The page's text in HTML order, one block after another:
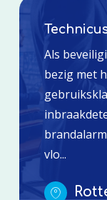
Als
bezig met
vlo...